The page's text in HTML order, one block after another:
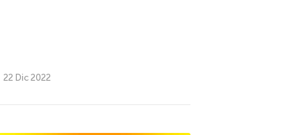
22 Dic 2022